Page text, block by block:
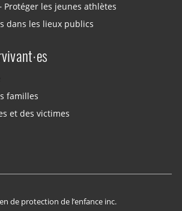
Protéger les jeunes athlètes
dans les lieux publics
familles
et des victimes
de protection de l’enfance inc.